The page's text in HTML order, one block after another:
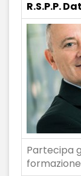
R.S.P.P.
Partecipa